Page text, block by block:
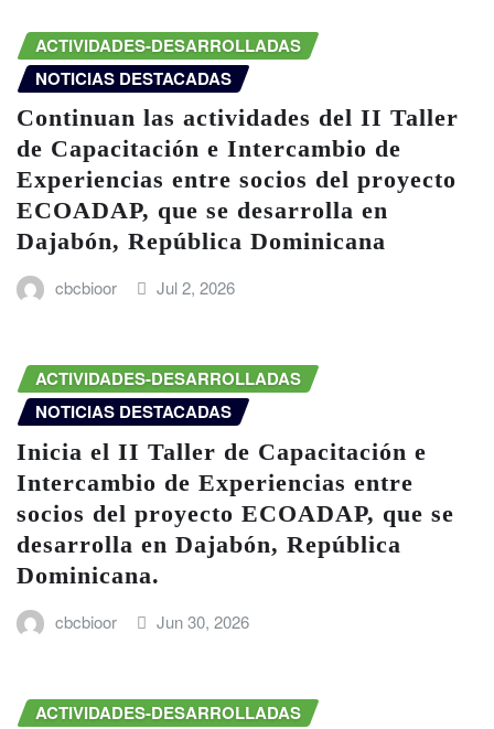
ACTIVIDADES-DESARROLLADAS
NOTICIAS DESTACADAS
Continuan las actividades del II Taller
de Capacitación e Intercambio de
Experiencias entre socios del proyecto
ECOADAP, que se desarrolla en
Dajabón, República Dominicana
cbcbioor Jul 2, 2026
ACTIVIDADES-DESARROLLADAS
NOTICIAS DESTACADAS
Inicia el II Taller de Capacitación e
Intercambio de Experiencias entre
socios del proyecto ECOADAP, que se
desarrolla en Dajabón, República
Dominicana.
cbcbioor Jun 30, 2026
ACTIVIDADES-DESARROLLADAS